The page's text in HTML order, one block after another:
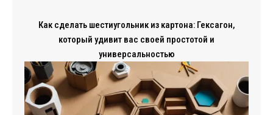
Как сделать шестиугольник из картона: Гексагон,
который удивит вас своей простотой и
универсальностью